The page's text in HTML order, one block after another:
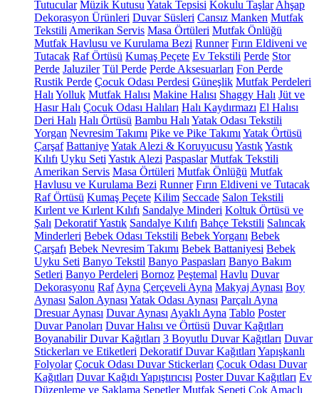
Tutucular Müzik Kutusu Yatak Tepsisi Kokulu Taşlar Ahşap
Dekorasyon Ürünleri Duvar Süsleri Cansız Manken Mutfak
Tekstili Amerikan Servis Masa Örtüleri Mutfak Önlüğü
Mutfak Havlusu ve Kurulama Bezi Runner Fırın Eldiveni ve
Tutacak Raf Örtüsü Kumaş Peçete Ev Tekstili Perde Stor
Perde Jaluziler Tül Perde Perde Aksesuarları Fon Perde
Rustik Perde Çocuk Odası Perdesi Güneşlik Mutfak Perdeleri
Halı Yolluk Mutfak Halısı Makine Halısı Shaggy Halı Jüt ve
Hasır Halı Çocuk Odası Halıları Halı Kaydırmazı El Halısı
Deri Halı Halı Örtüsü Bambu Halı Yatak Odası Tekstili
Yorgan Nevresim Takımı Pike ve Pike Takımı Yatak Örtüsü
Çarşaf BattaniyeYatak Alezi & Koruyucusu YastıkYastık
Kılıfı Uyku Seti Yastık Alezi Paspaslar Mutfak Tekstili
Amerikan Servis Masa Örtüleri Mutfak Önlüğü Mutfak
Havlusu ve Kurulama Bezi Runner Fırın Eldiveni ve Tutacak
Raf Örtüsü Kumaş Peçete Kilim Seccade Salon Tekstili
Kırlent ve Kırlent Kılıfı Sandalye Minderi Koltuk Örtüsü ve
Şalı Dekoratif Yastık Sandalye Kılıfı Bahçe Tekstili Salıncak
Minderleri Bebek Odası Tekstili Bebek Yorganı Bebek
Çarşafı Bebek Nevresim Takımı Bebek Battaniyesi Bebek
Uyku Seti Banyo Tekstil Banyo Paspasları Banyo Bakım
Setleri Banyo Perdeleri Bornoz Peştemal Havlu Duvar
Dekorasyonu Raf Ayna Çerçeveli Ayna Makyaj Aynası Boy
Aynası Salon Aynası Yatak Odası Aynası Parçalı Ayna
Dresuar Aynası Duvar Aynası Ayaklı Ayna Tablo Poster
Duvar Panoları Duvar Halısı ve Örtüsü Duvar Kağıtları
Boyanabilir Duvar Kağıtları 3 Boyutlu Duvar Kağıtları Duvar
Stickerları ve Etiketleri Dekoratif Duvar Kağıtları Yapışkanlı
Folyolar Çocuk Odası Duvar Stickerları Çocuk Odası Duvar
Kağıtları Duvar Kağıdı Yapıştırıcısı Poster Duvar Kağıtları Ev
Düzenleme ve Saklama Sepetler Mutfak Sepeti Çok Amaçlı